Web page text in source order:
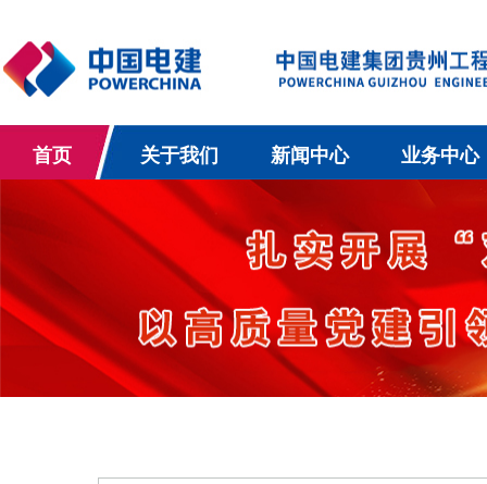
首页 关于我们 新闻中心 业务中心